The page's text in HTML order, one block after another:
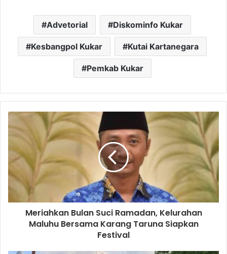
Advetorial Diskominfo Kukar
Kesbangpol Kukar Kutai Kartanegara
Pemkab Kukar
Meriahkan Bulan Suci Ramadan, Kelurahan
Maluhu Bersama Karang Taruna Siapkan
Festival